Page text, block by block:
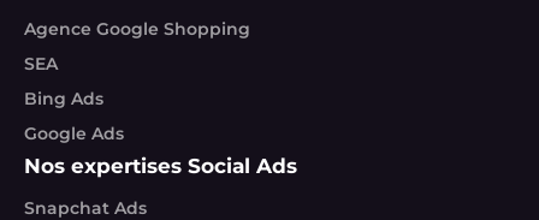
Agence Google Shopping
SEA
Bing Ads
Google Ads
Nos expertises Social Ads
Snapchat Ads